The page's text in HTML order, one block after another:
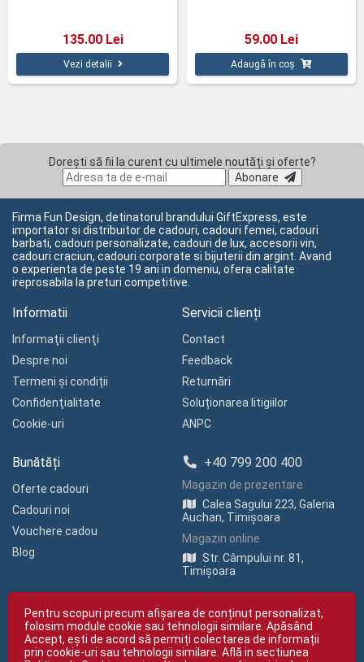
135.00 Lei
Vezi detalii
59.00 Lei
Adaugă în coș
Dorești să fii la curent cu ultimele noutăți și oferte?
Abonare
Firma Fun Design, detinatorul brandului GiftExpress, este
importator si distribuitor de cadouri, cadouri femei, cadouri
barbati, cadouri personalizate, cadouri de lux, accesorii vin,
cadouri craciun, cadouri corporate si bijuterii din argint. Avand
o experienta de peste 19 ani in domeniu, ofera calitate
ireprosabila la preturi competitive.
Informatii
Informaţii clienţi
Despre noi
Termeni și condiții
Confidenţialitate
Cookie-uri
Servicii clienți
Contact
Feedback
Returnări
Soluționarea litigiilor
ANPC
Bunătăți
Oferte cadouri
Cadouri noi
Vouchere cadou
Blog
+40 799 200 400
Magazin de prezentare
Calea Sagului 223, Galeria
Auchan, Timișoara
Magazin online
Str. Câmpului nr. 81,
Timișoara
Pentru scopuri precum afișarea de conținut personalizat,
folosim module cookie sau tehnologii similare. Apăsând
Accept, ești de acord să permiți colectarea de informații
prin cookie-uri sau tehnologii similare. Află in sectiunea